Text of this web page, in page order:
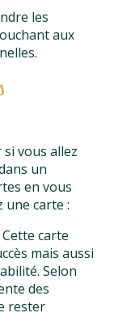
les
aux
vous allez
un
en vous
carte :
carte
mais aussi
Selon
des
rester